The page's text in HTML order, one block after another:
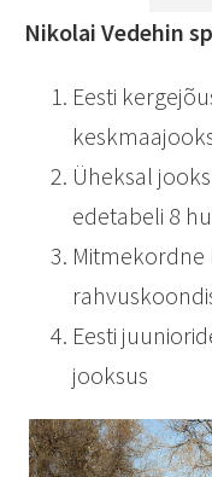
Nikolai Vedehin
Eesti
Üheksal
edetabeli 8
Mitmekordne
Eesti
jooksus